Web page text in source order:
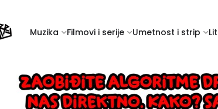
Muzika Filmovi i serije Umetnost i strip